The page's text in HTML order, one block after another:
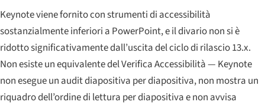
Keynote viene fornito con strumenti di accessibilità
sostanzialmente inferiori a PowerPoint, e il divario non si è
ridotto significativamente dall’uscita del ciclo di rilascio 13.x.
Non esiste un equivalente del Verifica Accessibilità — Keynote
non esegue un audit diapositiva per diapositiva, non mostra un
riquadro dell’ordine di lettura per diapositiva e non avvisa